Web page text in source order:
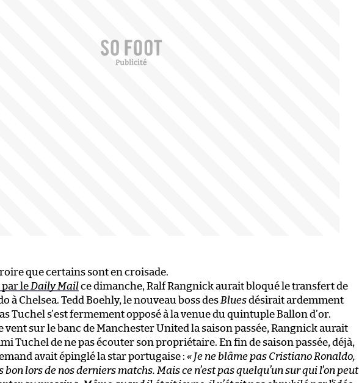
que certains sont en croisade.
le Daily Mailce dimanche, Ralf Rangnick aurait bloqué le transfert de
à Chelsea. Tedd Boehly, le nouveau boss des Bluesdésirait ardemment
Tuchel s’est fermement opposé à la venue du quintuple Ballon d’or.
vent sur le banc de Manchester United la saison passée, Rangnick aurait
Tuchel de ne pas écouter son propriétaire. En fin de saison passée, déjà,
avait épinglé la star portugaise : « Je ne blâme pas Cristiano Ronaldo,
lors de nos derniers matchs. Mais ce n’est pas quelqu’un sur qui l’on peut